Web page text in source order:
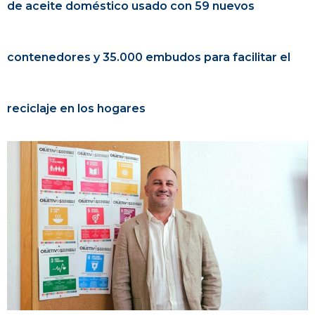
de aceite doméstico usado con 59 nuevos
contenedores y 35.000 embudos para facilitar el
reciclaje en los hogares